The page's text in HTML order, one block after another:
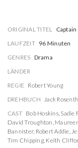
ORIGINAL TITEL Captain
LAUFZEIT 96 Minuten
GENRES Drama
LÄNDER
REGIE Robert Young
DREHBUCH Jack
CAST Bob Hoskins, Sadie
David Troughton,
Bannister, Robert Addie,
Tim Chipping, Keith